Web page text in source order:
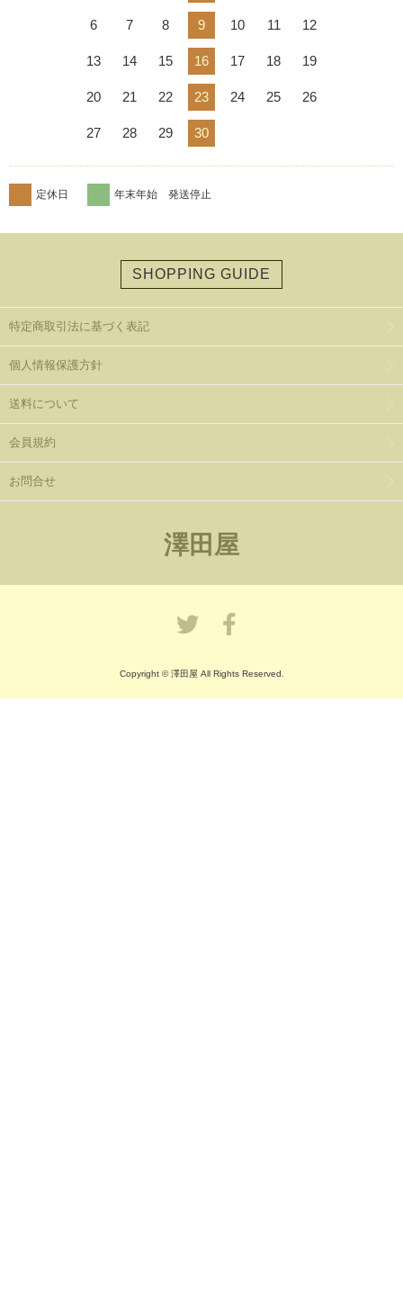
6 7 8 9 10 11 12
13 14 15 16 17 18 19
20 21 22 23 24 25 26
27 28 29 30
定休日 年末年始 発送停止
SHOPPING GUIDE
特定商取引法に基づく表記
個人情報保護方針
送料について
会員規約
お問合せ
澤田屋
Copyright © 澤田屋 All Rights Reserved.